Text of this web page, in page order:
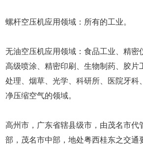
螺杆空压机应用领域：所有的工业。
无油空压机应用领域：食品工业、精密
高级喷涂、精密印刷、生物制药、胶片
处理、烟草、光学、科研所、医院牙科
净压缩空气的领域。
高州市，广东省辖县级市，由茂名市代
部，茂名市中部，地处粤西桂东之交通